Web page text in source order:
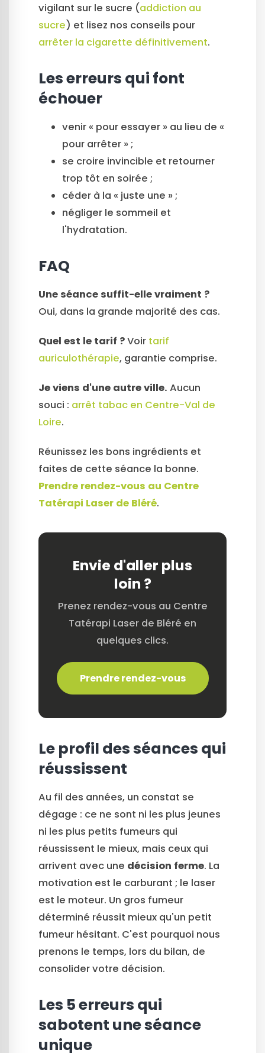
vigilant sur le sucre (addiction au
sucre) et lisez nos conseils pour
arrêter la cigarette définitivement.
Les erreurs qui font
échouer
venir « pour essayer » au lieu de «
pour arrêter » ;
se croire invincible et retourner
trop tôt en soirée ;
céder à la « juste une » ;
négliger le sommeil et
l'hydratation.
FAQ
Une séance suffit-elle vraiment ?
Oui, dans la grande majorité des cas.
Quel est le tarif ?Voir tarif
auriculothérapie, garantie comprise.
Je viens d'une autre ville. Aucun
souci : arrêt tabac en Centre-Val de
Loire.
Réunissez les bons ingrédients et
faites de cette séance la bonne.
Prendre rendez-vous au Centre
Tatérapi Laser de Bléré.
Envie d'aller plus
loin ?
Prenez rendez-vous au Centre
Tatérapi Laser de Bléré en
quelques clics.
Prendre rendez-vous
Le profil des séances qui
réussissent
Au fil des années, un constat se
dégage : ce ne sont ni les plus jeunes
ni les plus petits fumeurs qui
réussissent le mieux, mais ceux qui
arrivent avec une décision ferme. La
motivation est le carburant ; le laser
est le moteur. Un gros fumeur
déterminé réussit mieux qu'un petit
fumeur hésitant. C'est pourquoi nous
prenons le temps, lors du bilan, de
consolider votre décision.
Les 5 erreurs qui
sabotent une séance
unique